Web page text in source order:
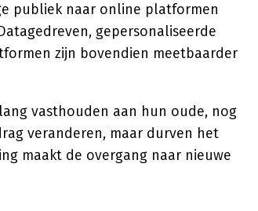
publiek naar online platformen
gepersonaliseerde
zijn bovendien meetbaarder
vasthouden aan hun oude, nog
veranderen, maar durven het
maakt de overgang naar nieuwe